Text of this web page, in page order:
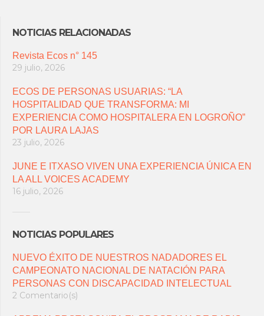
NOTICIAS RELACIONADAS
Revista Ecos n° 145
29 julio, 2026
ECOS DE PERSONAS USUARIAS: “LA
HOSPITALIDAD QUE TRANSFORMA: MI
EXPERIENCIA COMO HOSPITALERA EN LOGROÑO”
POR LAURA LAJAS
23 julio, 2026
JUNE E ITXASO VIVEN UNA EXPERIENCIA ÚNICA EN
LA ALL VOICES ACADEMY
16 julio, 2026
NOTICIAS POPULARES
NUEVO ÉXITO DE NUESTROS NADADORES EL
CAMPEONATO NACIONAL DE NATACIÓN PARA
PERSONAS CON DISCAPACIDAD INTELECTUAL
2 Comentario(s)